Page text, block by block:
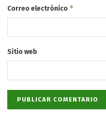
Correo electrónico *
Sitio web